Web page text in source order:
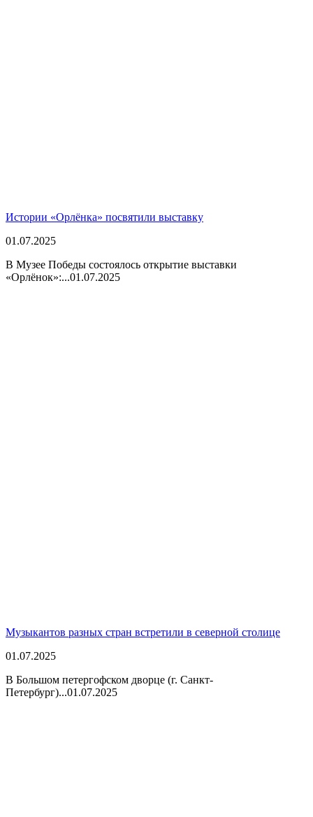
Истории «Орлёнка» посвятили выставку
01.07.2025
В Музее Победы состоялось открытие выставки
«Орлёнок»:...01.07.2025
Музыкантов разных стран встретили в северной столице
01.07.2025
В Большом петергофском дворце (г. Санкт-
Петербург)...01.07.2025